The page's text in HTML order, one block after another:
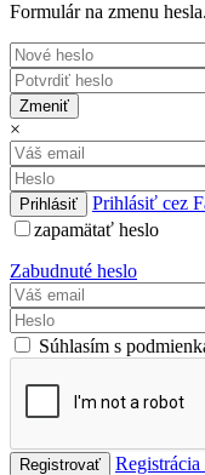
Formulár na zmenu hesla.
Zmeniť
×
Prihlásiť cez
zapamätať heslo
Zabudnuté heslo
Súhlasím s